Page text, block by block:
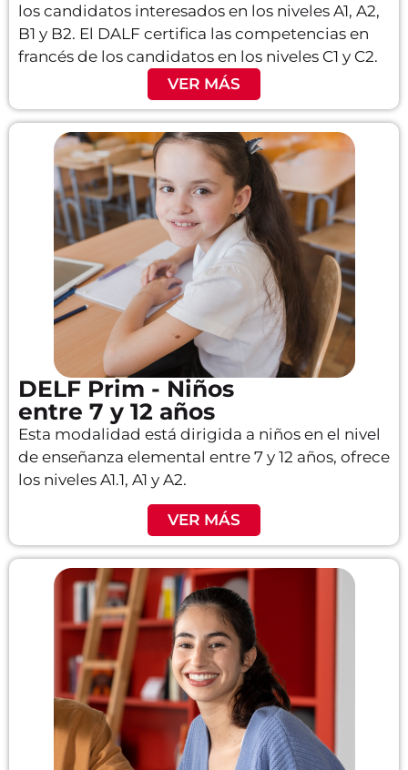
los candidatos interesados en los niveles A1, A2,
B1 y B2. El DALF certifica las competencias en
francés de los candidatos en los niveles C1 y C2.
VER MÁS
DELF Prim - Niños
entre 7 y 12 años
Esta modalidad está dirigida a niños en el nivel
de enseñanza elemental entre 7 y 12 años, ofrece
los niveles A1.1, A1 y A2.
VER MÁS